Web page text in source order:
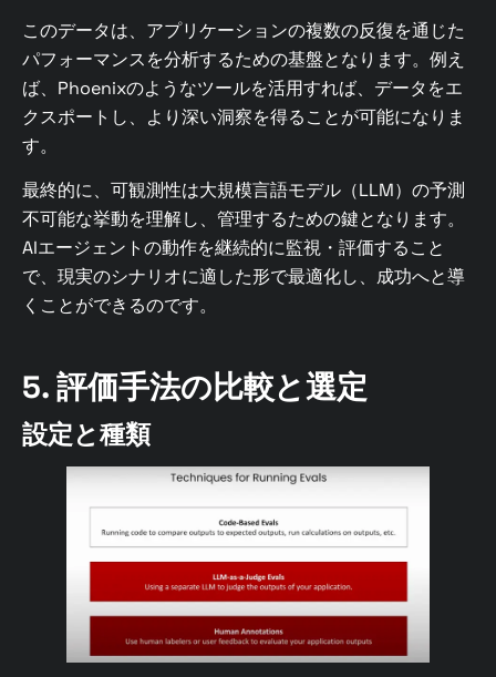
このデータは、アプリケーションの複数の反復を通じた
パフォーマンスを分析するための基盤となります。例え
ば、Phoenixのようなツールを活用すれば、データをエ
クスポートし、より深い洞察を得ることが可能になりま
す。
最終的に、可観測性は大規模言語モデル（LLM）の予測
不可能な挙動を理解し、管理するための鍵となります。
AIエージェントの動作を継続的に監視・評価すること
で、現実のシナリオに適した形で最適化し、成功へと導
くことができるのです。
5. 評価手法の比較と選定
設定と種類